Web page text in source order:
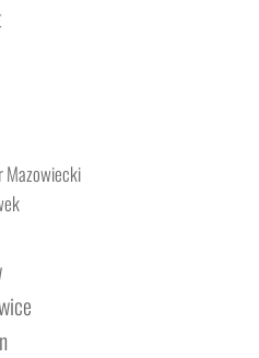
Mazowiecki